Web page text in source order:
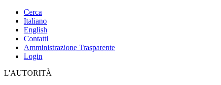
Cerca
Italiano
English
Contatti
Amministrazione Trasparente
Login
L'AUTORITÀ